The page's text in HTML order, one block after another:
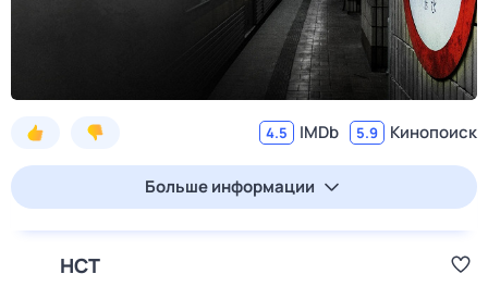
4.5 IMDb 5.9 Кинопоиск
Больше информации
НСТ